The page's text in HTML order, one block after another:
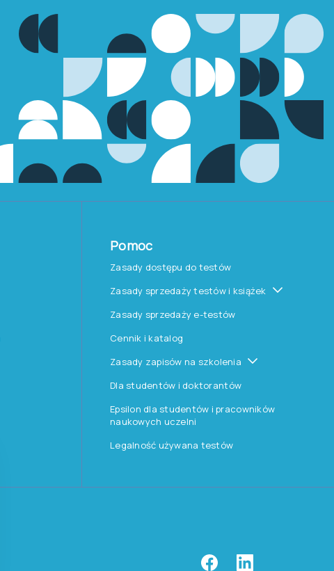
Pomoc
Zasady dostępu do testów
Zasady sprzedaży testów i książek
Zasady sprzedaży e-testów
Cennik i katalog
Zasady zapisów na szkolenia
Dla studentów i doktorantów
Epsilon dla studentów i pracowników
naukowych uczelni
Legalność używana testów